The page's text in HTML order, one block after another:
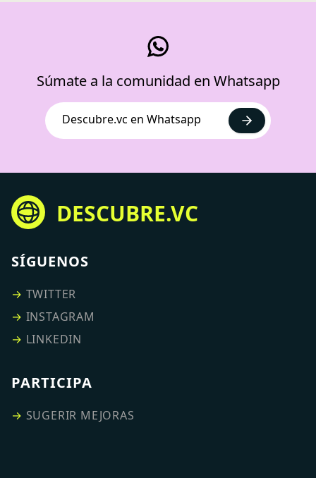
Súmate a la comunidad en Whatsapp
Descubre.vc en Whatsapp
DESCUBRE.VC
SÍGUENOS
→ TWITTER
→ INSTAGRAM
→ LINKEDIN
PARTICIPA
→ SUGERIR MEJORAS